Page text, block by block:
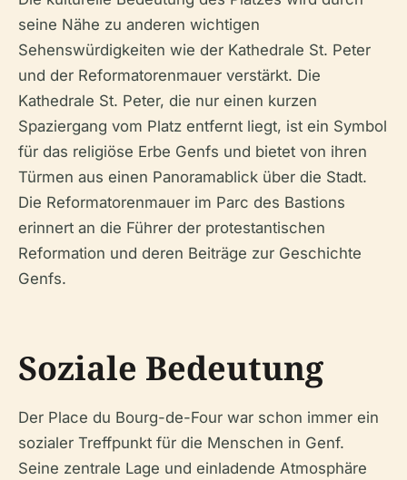
seine Nähe zu anderen wichtigen
Sehenswürdigkeiten wie der Kathedrale St. Peter
und der Reformatorenmauer verstärkt. Die
Kathedrale St. Peter, die nur einen kurzen
Spaziergang vom Platz entfernt liegt, ist ein Symbol
für das religiöse Erbe Genfs und bietet von ihren
Türmen aus einen Panoramablick über die Stadt.
Die Reformatorenmauer im Parc des Bastions
erinnert an die Führer der protestantischen
Reformation und deren Beiträge zur Geschichte
Genfs.
Soziale Bedeutung
Der Place du Bourg-de-Four war schon immer ein
sozialer Treffpunkt für die Menschen in Genf.
Seine zentrale Lage und einladende Atmosphäre